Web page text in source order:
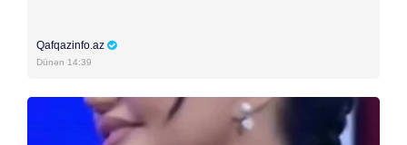
Qafqazinfo.az
Dünən 14:39